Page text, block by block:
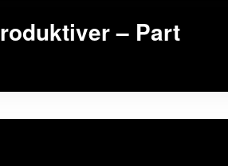
– Part